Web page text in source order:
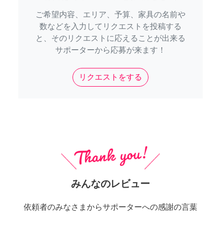
ご希望内容、エリア、予算、家具の名前や
数などを入力してリクエストを投稿する
と、そのリクエストに応えることが出来る
サポーターから応募が来ます！
リクエストをする
みんなのレビュー
依頼者のみなさまからサポーターへの感謝の言葉